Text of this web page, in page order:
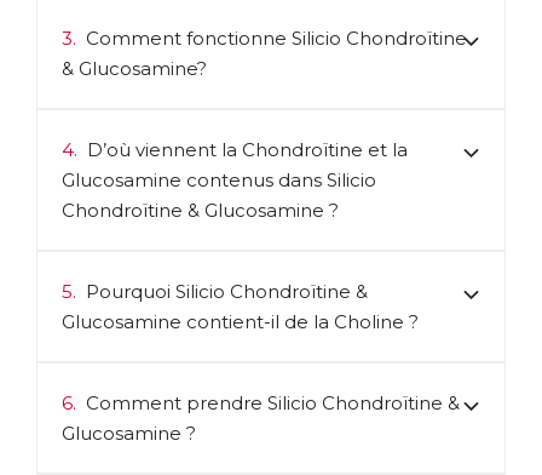
3. Comment fonctionne Silicio Chondroïtine
& Glucosamine?
4. D’où viennent la Chondroïtine et la
Glucosamine contenus dans Silicio
Chondroïtine & Glucosamine ?
5. Pourquoi Silicio Chondroïtine &
Glucosamine contient-il de la Choline ?
6. Comment prendre Silicio Chondroïtine &
Glucosamine ?